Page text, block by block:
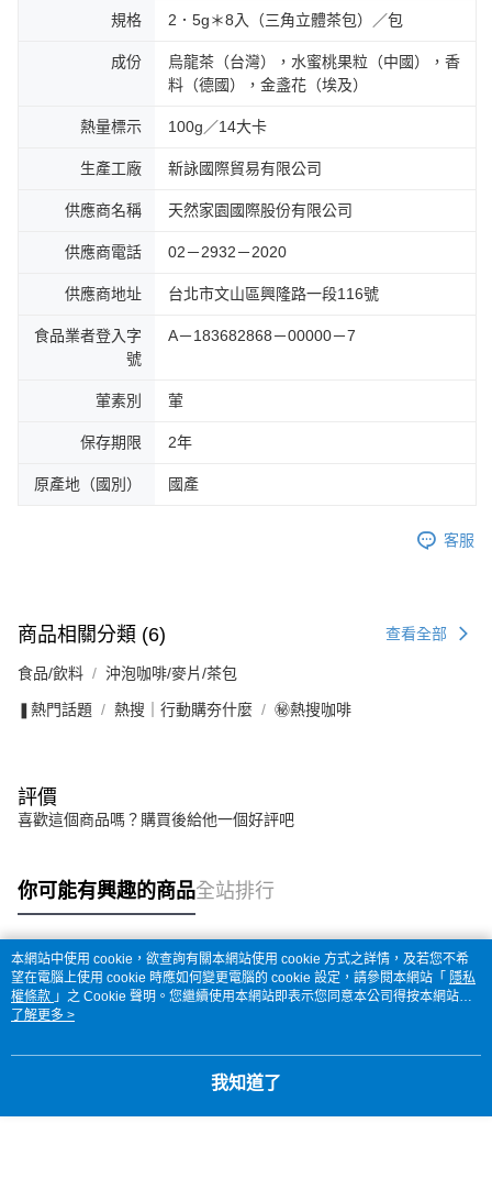
規格 2．5g＊8入（三角立體茶包）／包
成份
烏龍茶（台灣），水蜜桃果粒（中國），香
料（德國），金盞花（埃及）
熱量標示 100g／14大卡
生產工廠 新詠國際貿易有限公司
供應商名稱 天然家園國際股份有限公司
供應商電話 02－2932－2020
供應商地址 台北市文山區興隆路一段116號
食品業者登入字
號
A－183682868－00000－7
葷素別 葷
保存期限 2年
原產地（國別） 國產
客服
商品相關分類 (6) 查看全部
食品/飲料 沖泡咖啡/麥片/茶包
❚熱門話題 熱搜｜行動購夯什麼 ㊙熱搜咖啡
評價
喜歡這個商品嗎？購買後給他一個好評吧
你可能有興趣的商品全站排行
熱門標籤
本網站中使用 cookie，欲查詢有關本網站使用 cookie 方式之詳情，及若您不希
望在電腦上使用 cookie 時應如何變更電腦的 cookie 設定，請參閱本網站「 隱私
權條款 」之 Cookie 聲明。您繼續使用本網站即表示您同意本公司得按本網站使
用條款之 Cookie 聲明使用 cookie。
了解更多 >
我知道了